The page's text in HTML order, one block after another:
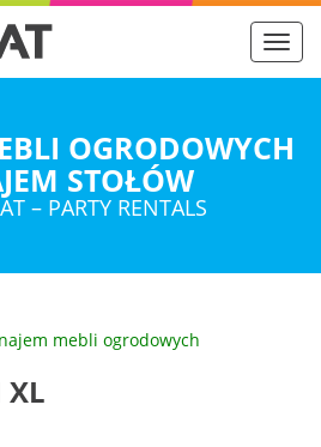
OGRODOWYCH
STOŁÓW
– PARTY RENTALS
mebli ogrodowych
XL